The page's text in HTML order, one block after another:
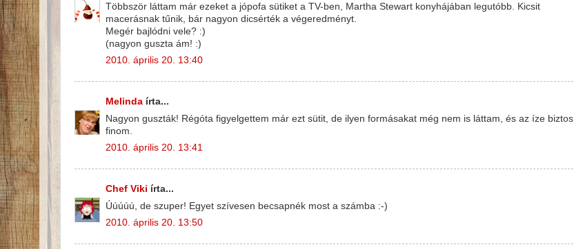
Többször láttam már ezeket a jópofa sütiket a TV-ben, Martha Stewart konyhájában legutóbb. Kicsit
macerásnak tűnik, bár nagyon dicsérték a végeredményt.
Megér bajlódni vele? :)
(nagyon guszta ám! :)
2010. április 20. 13:40
Melinda írta...
Nagyon guszták! Régóta figyelgettem már ezt sütit, de ilyen formásakat még nem is láttam, és az íze biztos
finom.
2010. április 20. 13:41
Chef Viki írta...
Úúúúú, de szuper! Egyet szívesen becsapnék most a számba :-)
2010. április 20. 13:50